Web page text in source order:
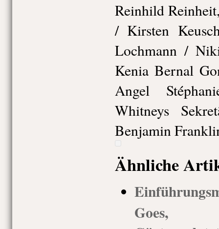
Reinhild
/ Kirsten
Lochmann /
Kenia Bernal
Angel
Whitneys
Benjamin
Ähnliche
Goes,